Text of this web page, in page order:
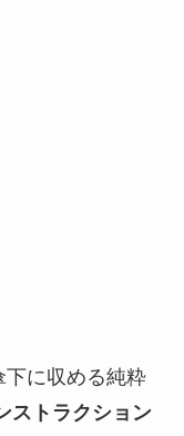
に収める純粋
ストラクション